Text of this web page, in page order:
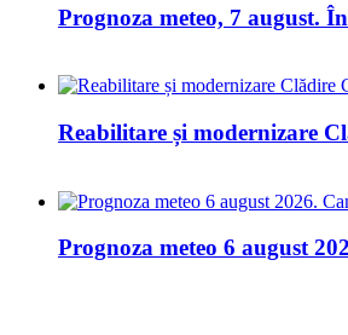
Prognoza meteo, 7 august.
Reabilitare și modernizare
Prognoza meteo 6 august